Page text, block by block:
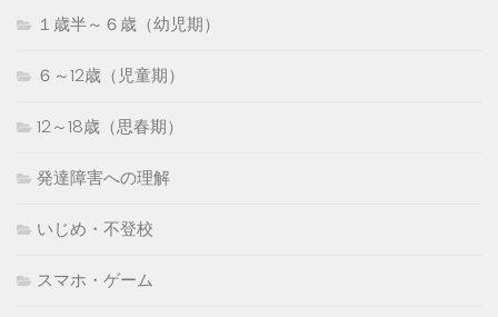
１歳半～６歳（幼児期）
６～12歳（児童期）
12～18歳（思春期）
発達障害への理解
いじめ・不登校
スマホ・ゲーム